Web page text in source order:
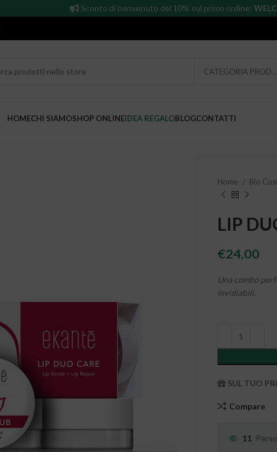
CATEGORIA PRODOTTO
HOMECHI SIAMOSHOP ONLINEIDEA REGALOBLOGCONTATTI
Home Bio
LIP
€24,00
Una combo
invidiabili.
SUL TUO
Compare
11
Sconto di benvenuto del 10% sul primo ordine: